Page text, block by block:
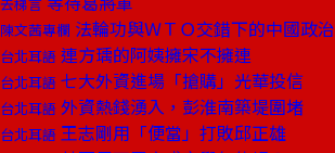
陳文茜專欄 法輪功與ＷＴＯ交錯下的中國政治
台北耳語 連方瑀的阿姨擁宋不擁連
台北耳語 七大外資進場「搶購」光華投信
台北耳語 外資熱錢湧入，彭淮南築堤圍堵
台北耳語 王志剛用「便當」打敗邱正雄